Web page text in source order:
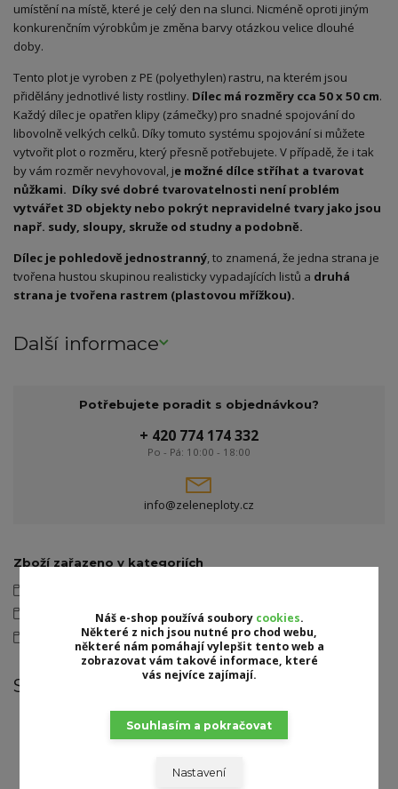
umístění na místě, které je celý den na slunci. Nicméně oproti jiným
konkurenčním výrobkům je změna barvy otázkou velice dlouhé
doby.
Tento plot je vyroben z PE (polyethylen) rastru, na kterém jsou
přidělány jednotlivé listy rostliny. Dílec má rozměry cca 50 x 50 cm.
Každý dílec je opatřen klipy (zámečky) pro snadné spojování do
libovolně velkých celků. Díky tomuto systému spojování si můžete
vytvořit plot o rozměru, který přesně potřebujete. V případě, že i tak
by vám rozměr nevyhovoval, je možné dílce stříhat a tvarovat
nůžkami. Díky své dobré tvarovatelnosti není problém
vytvářet 3D objekty nebo pokrýt nepravidelné tvary jako jsou
např. sudy, sloupy, skruže od studny a podobně.
Dílec je pohledově jednostranný, to znamená, že jedna strana je
tvořena hustou skupinou realisticky vypadajících listů a druhá
strana je tvořena rastrem (plastovou mřížkou).
Další informace
Potřebujete poradit s objednávkou?
+ 420 774 174 332
Po - Pá: 10:00 - 18:00
info@zeleneploty.cz
Zboží zařazeno v kategoriích
Související zboží 7
Náš e-shop používá soubory cookies.
Některé z nich jsou nutné pro chod webu,
některé nám pomáhají vylepšit tento web a
zobrazovat vám takové informace, které
vás nejvíce zajímají.
Nastavení
Souhlasím a pokračovat